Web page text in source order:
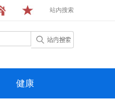
站内搜索
健康